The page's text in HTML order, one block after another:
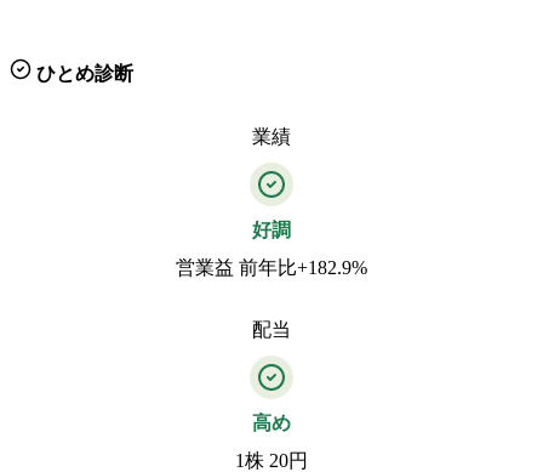
ひとめ診断
業績
好調
営業益 前年比+182.9%
配当
高め
1株 20円